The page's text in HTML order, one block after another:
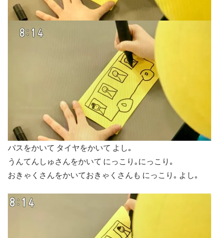
バスをかいて タイヤをかいて よし｡
うんてんしゅさんをかいて にっこり｡にっこり｡
おきゃくさんをかいておきゃくさんも にっこり｡ よし｡